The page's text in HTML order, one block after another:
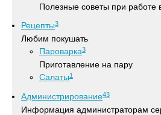
Полезные советы при работе
Рецепты3
Любим покушать
Пароварка3
Приготавление на пару
Салаты1
Администрирование43
Информация администраторам